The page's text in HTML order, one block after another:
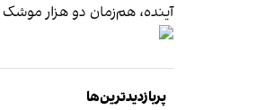
آینده، هم‌زمان دو هزار موشک
پربازدیدترین‌ها